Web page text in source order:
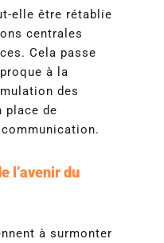
elle être rétablie
centrales
Cela passe
à la
des
place de
l’avenir du
à surmonter